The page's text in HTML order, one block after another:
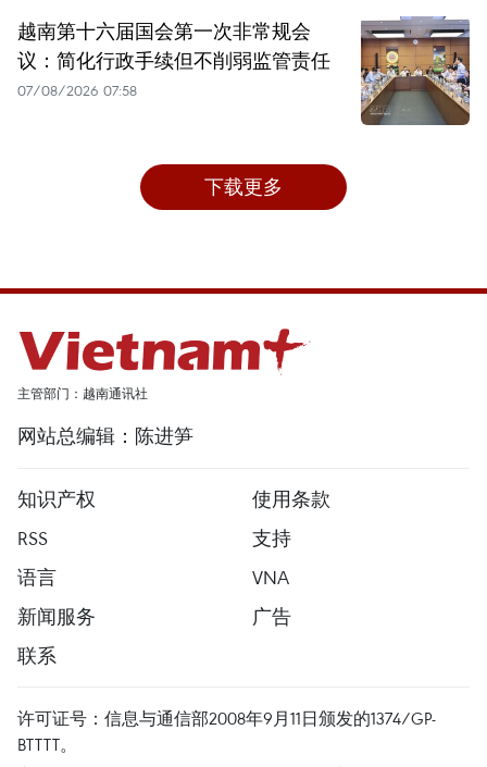
越南第十六届国会第一次非常规会
议：简化行政手续但不削弱监管责任
07/08/2026 07:58
下载更多
主管部门：越南通讯社
网站总编辑：陈进笋
知识产权
使用条款
RSS
支持
语言
VNA
新闻服务
广告
联系
许可证号：信息与通信部2008年9月11日颁发的1374/GP-
BTTTT。